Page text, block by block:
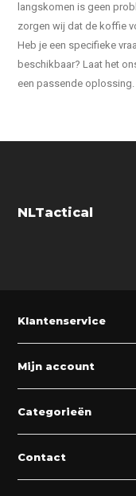
langskomen is geen
zorgen wij dat de koffie
Heb je een specifieke
beschikbaar? Laat het
een passende oplossing.
NLTactical
Klantenservice
Mijn account
Categorieën
Contact